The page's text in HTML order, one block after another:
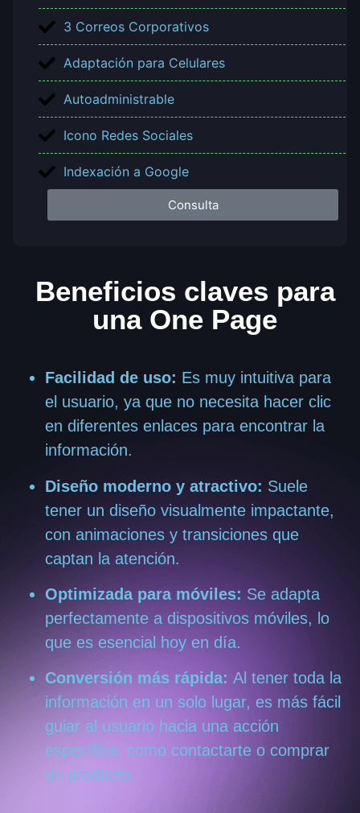
Beneficios claves para
una One Page
Facilidad de uso: Es muy intuitiva para
el usuario, ya que no necesita hacer clic
en diferentes enlaces para encontrar la
información.
Diseño moderno y atractivo: Suele
tener un diseño visualmente impactante,
con animaciones y transiciones que
captan la atención.
Optimizada para móviles: Se adapta
perfectamente a dispositivos móviles, lo
que es esencial hoy en día.
Conversión más rápida: Al tener toda la
información en un solo lugar, es más fácil
guiar al usuario hacia una acción
específica, como contactarte o comprar
un producto.
3 Correos Corporativos
Adaptación para Celulares
Autoadministrable
Icono Redes Sociales
Indexación a Google
Consulta